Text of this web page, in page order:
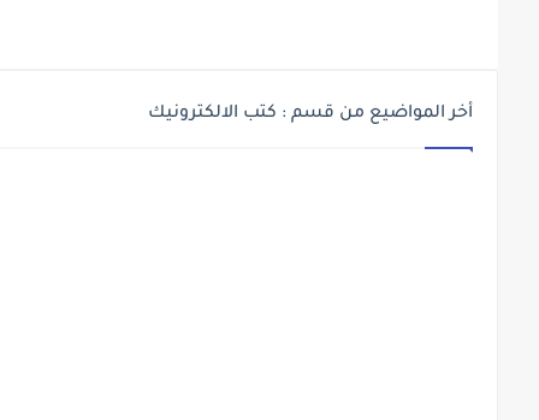
أخر المواضيع من قسم : كتب الالكترونيك